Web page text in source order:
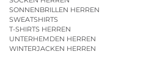
SONNENBRILLEN HERREN
SWEATSHIRTS
T-SHIRTS HERREN
UNTERHEMDEN HERREN
WINTERJACKEN HERREN